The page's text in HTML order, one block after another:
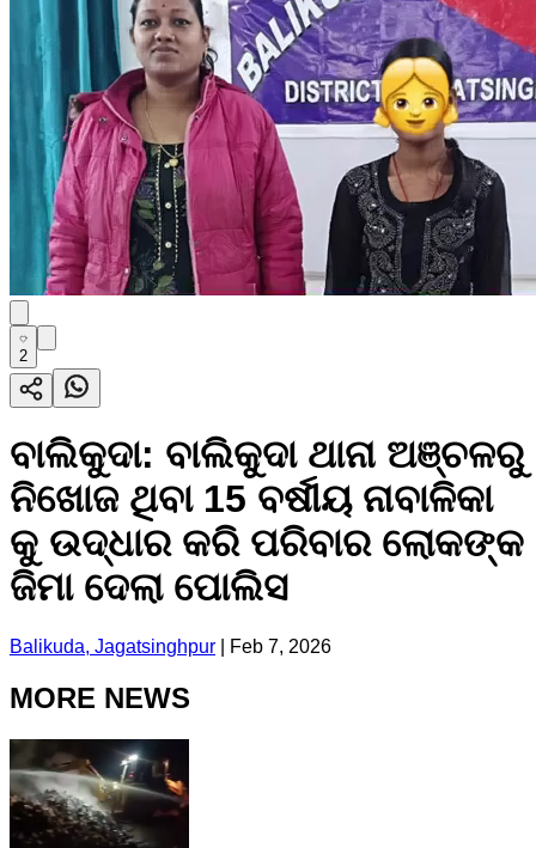
2
ବାଲିକୁଦା: ବାଲିକୁଦା ଥାନା ଅଞ୍ଚଳରୁ
ନିଖୋଜ ଥିବା 15 ବର୍ଷୀୟ ନାବାଳିକା
କୁ ଉଦ୍ଧାର କରି ପରିବାର ଲୋକଙ୍କ
ଜିମା ଦେଲା ପୋଲିସ
Balikuda, Jagatsinghpur Feb 7, 2026
MORE NEWS